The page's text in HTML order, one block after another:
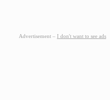
Advertisement – I don't want to see ads